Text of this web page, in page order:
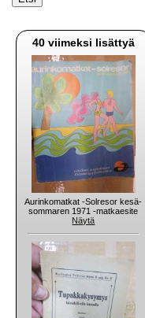
40 viimeksi lisättyä
Aurinkomatkat -Solresor kesä-
sommaren 1971 -matkaesite
Näytä